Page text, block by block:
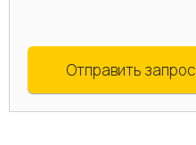
Отправить запрос